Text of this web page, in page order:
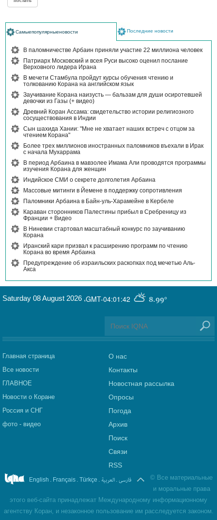
Самыепопулярныеновости Последние новости
В паломничестве Арбаин приняли участие 22 миллиона человек
Патриарх Московский и всея Руси высоко оценил послание
Верховного лидера Ирана
В мечети Стамбула пройдут курсы обучения чтению и
толкованию Корана на английском язык
Заучивание Корана наизусть — бальзам для души осиротевшей
девочки из Газы (+ видео)
Древний Коран Ассама: свидетельство истории религиозного
сосуществования в Индии
Сын шахида Хании: "Мне не хватает наших встреч с отцом за
чтением Корана"
Более трех миллионов иностранных паломников въехали в Ирак
с начала Мухаррама
В период Арбаина в мавзолее Имама Али проводятся программы
изучения Корана для женщин
Индийское СМИ о секрете долголетия Арбаина
Массовые митинги в Йемене в поддержку сопротивления
Паломники Арбаина в Байн-уль-Харамейне в Кербеле
Караван сторонников Палестины прибыл в Сребреницу из
Франции + Видео
В Ниневии стартовал масштабный конкурс по заучиванию
Корана
Иранский кари призвал к расширению программ по чтению
Корана во время Арбаина
Предупреждение об израильских раскопках под мечетью Аль-
Акса
GMT-04:01:42 8.99°
Saturday 08 August 2026 ,
Главная страница
Все новости
ГЛАВНОЕ
Новости о Коране
Россия и СНГ
фото - видео
О нас
Контакты
Новостная рассылка
Опросы
Погода
Архив
Поиск
Связи
RSS
English . Français . Türkçe . العربیة . فارسی © Все материальные
и моральные права
этого веб-сайта принадлежат Международному информационному
агентству Коран, и незаконное пользование им расследуется законом.